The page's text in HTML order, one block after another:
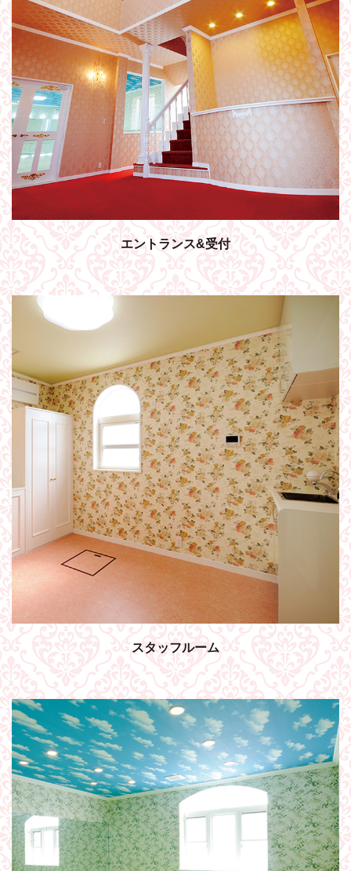
エントランス&受付
スタッフルーム